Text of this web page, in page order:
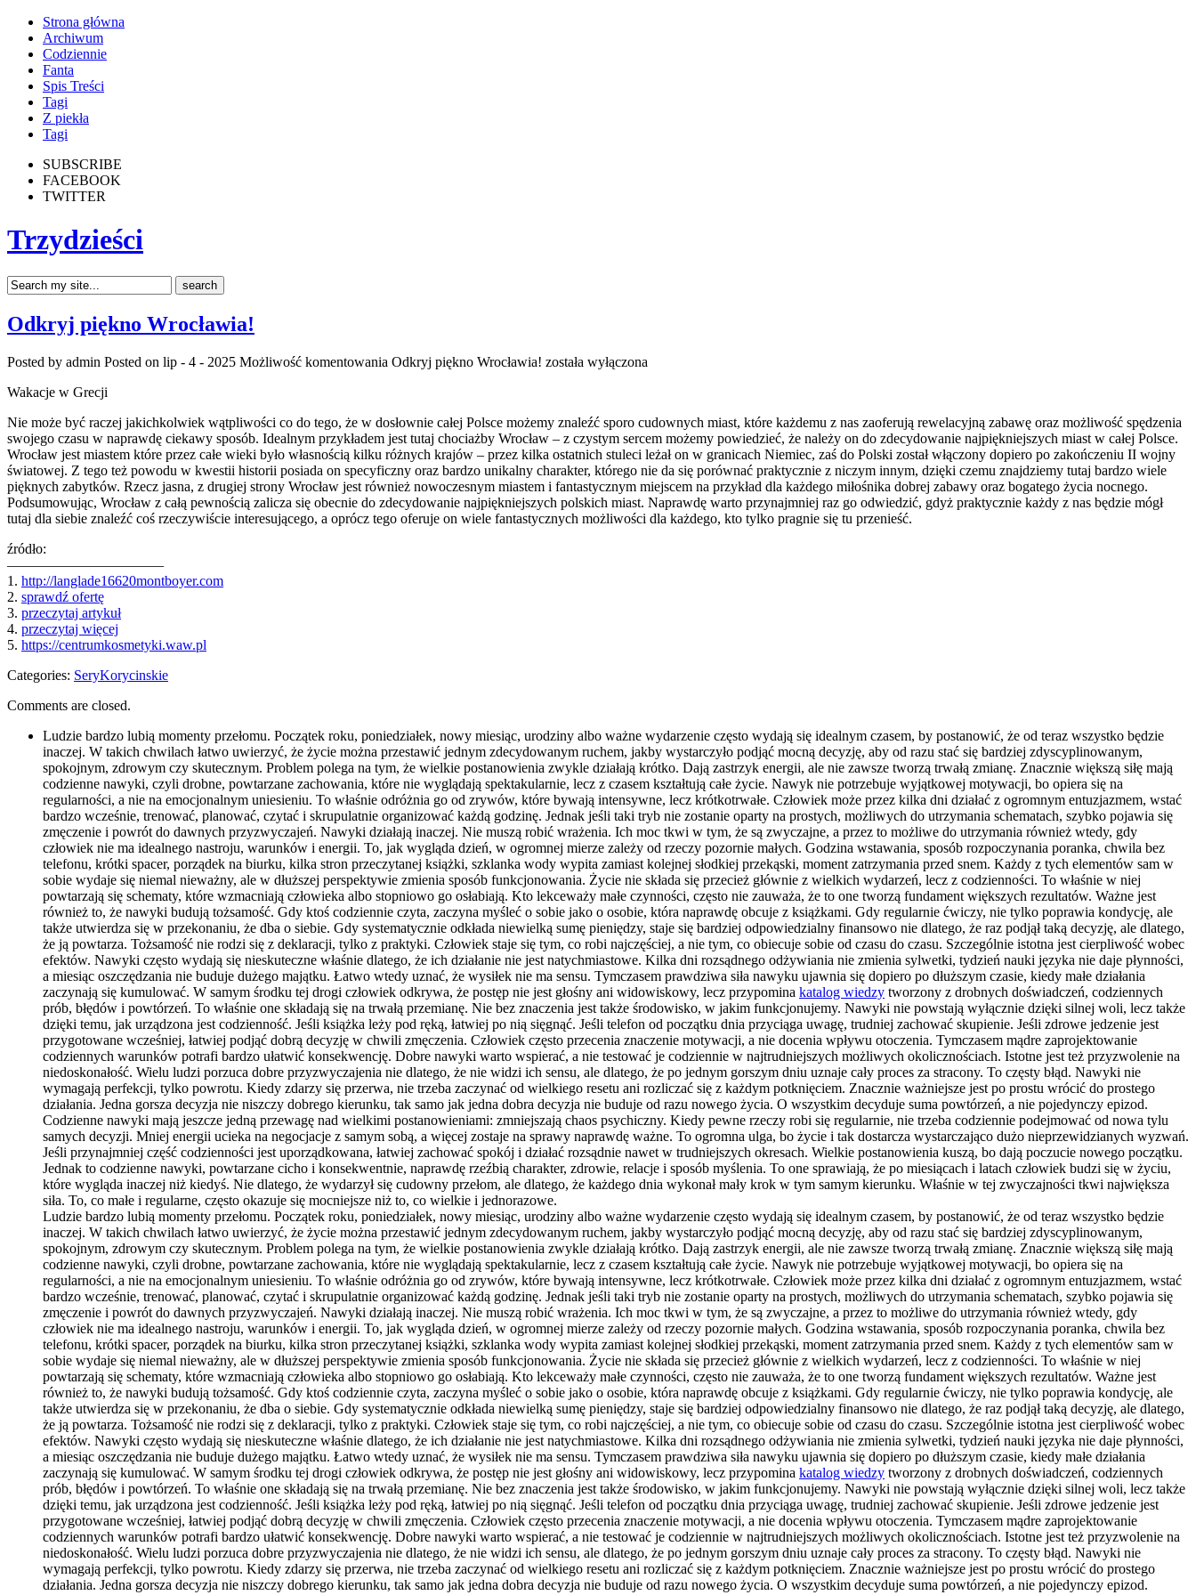
Strona główna
Archiwum
Codziennie
Fanta
Spis Treści
Tagi
Z piekła
Tagi
SUBSCRIBE
FACEBOOK
TWITTER
Trzydzieści
Odkryj piękno Wrocławia!
Posted by admin Posted on lip - 4 - 2025 Możliwość komentowania Odkryj piękno Wrocławia! została wyłączona
Wakacje w Grecji
Nie może być raczej jakichkolwiek wątpliwości co do tego, że w dosłownie całej Polsce możemy znaleźć sporo cudownych miast, które każdemu z nas zaoferują rewelacyjną zabawę oraz możliwość spędzenia
swojego czasu w naprawdę ciekawy sposób. Idealnym przykładem jest tutaj chociażby Wrocław – z czystym sercem możemy powiedzieć, że należy on do zdecydowanie najpiękniejszych miast w całej Polsce.
Wrocław jest miastem które przez całe wieki było własnością kilku różnych krajów – przez kilka ostatnich stuleci leżał on w granicach Niemiec, zaś do Polski został włączony dopiero po zakończeniu II wojny
światowej. Z tego też powodu w kwestii historii posiada on specyficzny oraz bardzo unikalny charakter, którego nie da się porównać praktycznie z niczym innym, dzięki czemu znajdziemy tutaj bardzo wiele
pięknych zabytków. Rzecz jasna, z drugiej strony Wrocław jest również nowoczesnym miastem i fantastycznym miejscem na przykład dla każdego miłośnika dobrej zabawy oraz bogatego życia nocnego.
Podsumowując, Wrocław z całą pewnością zalicza się obecnie do zdecydowanie najpiękniejszych polskich miast. Naprawdę warto przynajmniej raz go odwiedzić, gdyż praktycznie każdy z nas będzie mógł
tutaj dla siebie znaleźć coś rzeczywiście interesującego, a oprócz tego oferuje on wiele fantastycznych możliwości dla każdego, kto tylko pragnie się tu przenieść.
źródło:
———————————
1. http://langlade16620montboyer.com
2. sprawdź ofertę
3. przeczytaj artykuł
4. przeczytaj więcej
5. https://centrumkosmetyki.waw.pl
Categories: SeryKorycinskie
Comments are closed.
Ludzie bardzo lubią momenty przełomu. Początek roku, poniedziałek, nowy miesiąc, urodziny albo ważne wydarzenie często wydają się idealnym czasem, by postanowić, że od teraz wszystko będzie
inaczej. W takich chwilach łatwo uwierzyć, że życie można przestawić jednym zdecydowanym ruchem, jakby wystarczyło podjąć mocną decyzję, aby od razu stać się bardziej zdyscyplinowanym,
spokojnym, zdrowym czy skutecznym. Problem polega na tym, że wielkie postanowienia zwykle działają krótko. Dają zastrzyk energii, ale nie zawsze tworzą trwałą zmianę. Znacznie większą siłę mają
codzienne nawyki, czyli drobne, powtarzane zachowania, które nie wyglądają spektakularnie, lecz z czasem kształtują całe życie. Nawyk nie potrzebuje wyjątkowej motywacji, bo opiera się na
regularności, a nie na emocjonalnym uniesieniu. To właśnie odróżnia go od zrywów, które bywają intensywne, lecz krótkotrwałe. Człowiek może przez kilka dni działać z ogromnym entuzjazmem, wstać
bardzo wcześnie, trenować, planować, czytać i skrupulatnie organizować każdą godzinę. Jednak jeśli taki tryb nie zostanie oparty na prostych, możliwych do utrzymania schematach, szybko pojawia się
zmęczenie i powrót do dawnych przyzwyczajeń. Nawyki działają inaczej. Nie muszą robić wrażenia. Ich moc tkwi w tym, że są zwyczajne, a przez to możliwe do utrzymania również wtedy, gdy
człowiek nie ma idealnego nastroju, warunków i energii. To, jak wygląda dzień, w ogromnej mierze zależy od rzeczy pozornie małych. Godzina wstawania, sposób rozpoczynania poranka, chwila bez
telefonu, krótki spacer, porządek na biurku, kilka stron przeczytanej książki, szklanka wody wypita zamiast kolejnej słodkiej przekąski, moment zatrzymania przed snem. Każdy z tych elementów sam w
sobie wydaje się niemal nieważny, ale w dłuższej perspektywie zmienia sposób funkcjonowania. Życie nie składa się przecież głównie z wielkich wydarzeń, lecz z codzienności. To właśnie w niej
powtarzają się schematy, które wzmacniają człowieka albo stopniowo go osłabiają. Kto lekceważy małe czynności, często nie zauważa, że to one tworzą fundament większych rezultatów. Ważne jest
również to, że nawyki budują tożsamość. Gdy ktoś codziennie czyta, zaczyna myśleć o sobie jako o osobie, która naprawdę obcuje z książkami. Gdy regularnie ćwiczy, nie tylko poprawia kondycję, ale
także utwierdza się w przekonaniu, że dba o siebie. Gdy systematycznie odkłada niewielką sumę pieniędzy, staje się bardziej odpowiedzialny finansowo nie dlatego, że raz podjął taką decyzję, ale dlatego,
że ją powtarza. Tożsamość nie rodzi się z deklaracji, tylko z praktyki. Człowiek staje się tym, co robi najczęściej, a nie tym, co obiecuje sobie od czasu do czasu. Szczególnie istotna jest cierpliwość wobec
efektów. Nawyki często wydają się nieskuteczne właśnie dlatego, że ich działanie nie jest natychmiastowe. Kilka dni rozsądnego odżywiania nie zmienia sylwetki, tydzień nauki języka nie daje płynności,
a miesiąc oszczędzania nie buduje dużego majątku. Łatwo wtedy uznać, że wysiłek nie ma sensu. Tymczasem prawdziwa siła nawyku ujawnia się dopiero po dłuższym czasie, kiedy małe działania
zaczynają się kumulować. W samym środku tej drogi człowiek odkrywa, że postęp nie jest głośny ani widowiskowy, lecz przypomina katalog wiedzy tworzony z drobnych doświadczeń, codziennych
prób, błędów i powtórzeń. To właśnie one składają się na trwałą przemianę. Nie bez znaczenia jest także środowisko, w jakim funkcjonujemy. Nawyki nie powstają wyłącznie dzięki silnej woli, lecz także
dzięki temu, jak urządzona jest codzienność. Jeśli książka leży pod ręką, łatwiej po nią sięgnąć. Jeśli telefon od początku dnia przyciąga uwagę, trudniej zachować skupienie. Jeśli zdrowe jedzenie jest
przygotowane wcześniej, łatwiej podjąć dobrą decyzję w chwili zmęczenia. Człowiek często przecenia znaczenie motywacji, a nie docenia wpływu otoczenia. Tymczasem mądre zaprojektowanie
codziennych warunków potrafi bardzo ułatwić konsekwencję. Dobre nawyki warto wspierać, a nie testować je codziennie w najtrudniejszych możliwych okolicznościach. Istotne jest też przyzwolenie na
niedoskonałość. Wielu ludzi porzuca dobre przyzwyczajenia nie dlatego, że nie widzi ich sensu, ale dlatego, że po jednym gorszym dniu uznaje cały proces za stracony. To częsty błąd. Nawyki nie
wymagają perfekcji, tylko powrotu. Kiedy zdarzy się przerwa, nie trzeba zaczynać od wielkiego resetu ani rozliczać się z każdym potknięciem. Znacznie ważniejsze jest po prostu wrócić do prostego
działania. Jedna gorsza decyzja nie niszczy dobrego kierunku, tak samo jak jedna dobra decyzja nie buduje od razu nowego życia. O wszystkim decyduje suma powtórzeń, a nie pojedynczy epizod.
Codzienne nawyki mają jeszcze jedną przewagę nad wielkimi postanowieniami: zmniejszają chaos psychiczny. Kiedy pewne rzeczy robi się regularnie, nie trzeba codziennie podejmować od nowa tylu
samych decyzji. Mniej energii ucieka na negocjacje z samym sobą, a więcej zostaje na sprawy naprawdę ważne. To ogromna ulga, bo życie i tak dostarcza wystarczająco dużo nieprzewidzianych wyzwań.
Jeśli przynajmniej część codzienności jest uporządkowana, łatwiej zachować spokój i działać rozsądnie nawet w trudniejszych okresach. Wielkie postanowienia kuszą, bo dają poczucie nowego początku.
Jednak to codzienne nawyki, powtarzane cicho i konsekwentnie, naprawdę rzeźbią charakter, zdrowie, relacje i sposób myślenia. To one sprawiają, że po miesiącach i latach człowiek budzi się w życiu,
które wygląda inaczej niż kiedyś. Nie dlatego, że wydarzył się cudowny przełom, ale dlatego, że każdego dnia wykonał mały krok w tym samym kierunku. Właśnie w tej zwyczajności tkwi największa
siła. To, co małe i regularne, często okazuje się mocniejsze niż to, co wielkie i jednorazowe.
Ludzie bardzo lubią momenty przełomu. Początek roku, poniedziałek, nowy miesiąc, urodziny albo ważne wydarzenie często wydają się idealnym czasem, by postanowić, że od teraz wszystko będzie
inaczej. W takich chwilach łatwo uwierzyć, że życie można przestawić jednym zdecydowanym ruchem, jakby wystarczyło podjąć mocną decyzję, aby od razu stać się bardziej zdyscyplinowanym,
spokojnym, zdrowym czy skutecznym. Problem polega na tym, że wielkie postanowienia zwykle działają krótko. Dają zastrzyk energii, ale nie zawsze tworzą trwałą zmianę. Znacznie większą siłę mają
codzienne nawyki, czyli drobne, powtarzane zachowania, które nie wyglądają spektakularnie, lecz z czasem kształtują całe życie. Nawyk nie potrzebuje wyjątkowej motywacji, bo opiera się na
regularności, a nie na emocjonalnym uniesieniu. To właśnie odróżnia go od zrywów, które bywają intensywne, lecz krótkotrwałe. Człowiek może przez kilka dni działać z ogromnym entuzjazmem, wstać
bardzo wcześnie, trenować, planować, czytać i skrupulatnie organizować każdą godzinę. Jednak jeśli taki tryb nie zostanie oparty na prostych, możliwych do utrzymania schematach, szybko pojawia się
zmęczenie i powrót do dawnych przyzwyczajeń. Nawyki działają inaczej. Nie muszą robić wrażenia. Ich moc tkwi w tym, że są zwyczajne, a przez to możliwe do utrzymania również wtedy, gdy
człowiek nie ma idealnego nastroju, warunków i energii. To, jak wygląda dzień, w ogromnej mierze zależy od rzeczy pozornie małych. Godzina wstawania, sposób rozpoczynania poranka, chwila bez
telefonu, krótki spacer, porządek na biurku, kilka stron przeczytanej książki, szklanka wody wypita zamiast kolejnej słodkiej przekąski, moment zatrzymania przed snem. Każdy z tych elementów sam w
sobie wydaje się niemal nieważny, ale w dłuższej perspektywie zmienia sposób funkcjonowania. Życie nie składa się przecież głównie z wielkich wydarzeń, lecz z codzienności. To właśnie w niej
powtarzają się schematy, które wzmacniają człowieka albo stopniowo go osłabiają. Kto lekceważy małe czynności, często nie zauważa, że to one tworzą fundament większych rezultatów. Ważne jest
również to, że nawyki budują tożsamość. Gdy ktoś codziennie czyta, zaczyna myśleć o sobie jako o osobie, która naprawdę obcuje z książkami. Gdy regularnie ćwiczy, nie tylko poprawia kondycję, ale
także utwierdza się w przekonaniu, że dba o siebie. Gdy systematycznie odkłada niewielką sumę pieniędzy, staje się bardziej odpowiedzialny finansowo nie dlatego, że raz podjął taką decyzję, ale dlatego,
że ją powtarza. Tożsamość nie rodzi się z deklaracji, tylko z praktyki. Człowiek staje się tym, co robi najczęściej, a nie tym, co obiecuje sobie od czasu do czasu. Szczególnie istotna jest cierpliwość wobec
efektów. Nawyki często wydają się nieskuteczne właśnie dlatego, że ich działanie nie jest natychmiastowe. Kilka dni rozsądnego odżywiania nie zmienia sylwetki, tydzień nauki języka nie daje płynności,
a miesiąc oszczędzania nie buduje dużego majątku. Łatwo wtedy uznać, że wysiłek nie ma sensu. Tymczasem prawdziwa siła nawyku ujawnia się dopiero po dłuższym czasie, kiedy małe działania
zaczynają się kumulować. W samym środku tej drogi człowiek odkrywa, że postęp nie jest głośny ani widowiskowy, lecz przypomina katalog wiedzy tworzony z drobnych doświadczeń, codziennych
prób, błędów i powtórzeń. To właśnie one składają się na trwałą przemianę. Nie bez znaczenia jest także środowisko, w jakim funkcjonujemy. Nawyki nie powstają wyłącznie dzięki silnej woli, lecz także
dzięki temu, jak urządzona jest codzienność. Jeśli książka leży pod ręką, łatwiej po nią sięgnąć. Jeśli telefon od początku dnia przyciąga uwagę, trudniej zachować skupienie. Jeśli zdrowe jedzenie jest
przygotowane wcześniej, łatwiej podjąć dobrą decyzję w chwili zmęczenia. Człowiek często przecenia znaczenie motywacji, a nie docenia wpływu otoczenia. Tymczasem mądre zaprojektowanie
codziennych warunków potrafi bardzo ułatwić konsekwencję. Dobre nawyki warto wspierać, a nie testować je codziennie w najtrudniejszych możliwych okolicznościach. Istotne jest też przyzwolenie na
niedoskonałość. Wielu ludzi porzuca dobre przyzwyczajenia nie dlatego, że nie widzi ich sensu, ale dlatego, że po jednym gorszym dniu uznaje cały proces za stracony. To częsty błąd. Nawyki nie
wymagają perfekcji, tylko powrotu. Kiedy zdarzy się przerwa, nie trzeba zaczynać od wielkiego resetu ani rozliczać się z każdym potknięciem. Znacznie ważniejsze jest po prostu wrócić do prostego
działania. Jedna gorsza decyzja nie niszczy dobrego kierunku, tak samo jak jedna dobra decyzja nie buduje od razu nowego życia. O wszystkim decyduje suma powtórzeń, a nie pojedynczy epizod.